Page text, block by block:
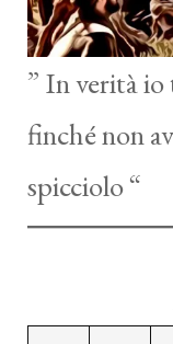
” In verità
finché non
spicciolo “